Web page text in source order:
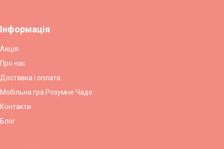
Інформація
Акція
Про нас
Доставка і оплата
Мобільна гра Розумне Чадо
Контакти
Блог